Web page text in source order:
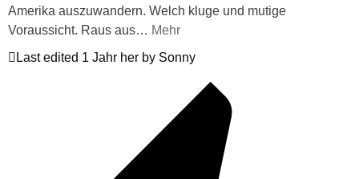
Amerika auszuwandern. Welch kluge und mutige
Voraussicht. Raus aus… Mehr
Last edited 1 Jahr her by Sonny